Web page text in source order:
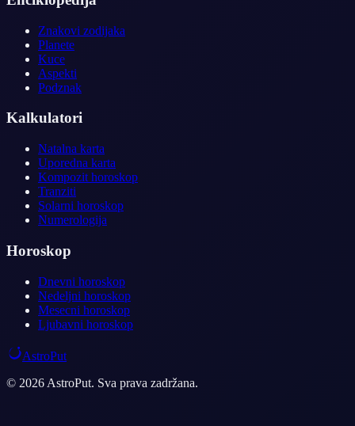
Znakovi zodijaka
Planete
Kuce
Aspekti
Podznak
Kalkulatori
Natalna karta
Uporedna karta
Kompozit horoskop
Tranziti
Solarni horoskop
Numerologija
Horoskop
Dnevni horoskop
Nedeljni horoskop
Mesecni horoskop
Ljubavni horoskop
AstroPut
© 2026 AstroPut. Sva prava zadržana.